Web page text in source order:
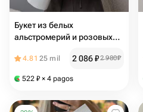
Букет из белых
альстромерий и розовых
4.81 25 mil 2 086₽2 980₽
522 ₽ × 4 pagos